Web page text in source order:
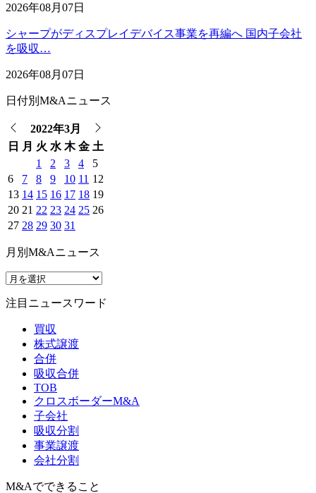
2026年08月07日
シャープがディスプレイデバイス事業を再編へ 国内子会社
を吸収…
2026年08月07日
日付別M&Aニュース
2022年3月
日
月 火 水 木 金 土
1
2 3 4
5
6
7 8 9 10 11 12
13 14 15 16 17 18 19
20 21 22 23 24 25 26
27 28 29 30 31
月別M&Aニュース
注目ニュースワード
買収
株式譲渡
合併
吸収合併
TOB
クロスボーダーM&A
子会社
吸収分割
事業譲渡
会社分割
M&Aでできること